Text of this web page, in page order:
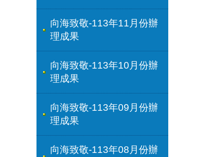
向海致敬-113年11月份辦
理成果
向海致敬-113年10月份辦
理成果
向海致敬-113年09月份辦
理成果
向海致敬-113年08月份辦